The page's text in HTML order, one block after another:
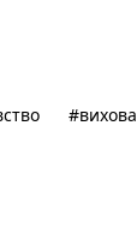
#